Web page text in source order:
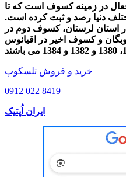
در زمینه کسوف است که تا
دنیا رصد و ثبت کرده است.
استان لرستان، کسوف دوم در
و کسوف اخیر در اقیانوس
خرید و فروش تلسکوپ
0912 022 8419
ایران اُپتیک